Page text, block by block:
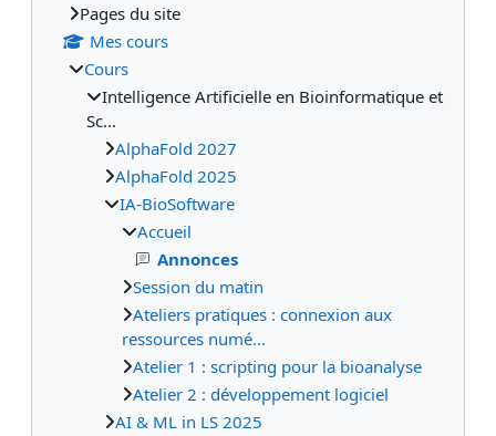
Pages du site
Mes cours
Cours
Intelligence Artificielle en Bioinformatique et
Sc...
AlphaFold 2027
AlphaFold 2025
IA-BioSoftware
Accueil
Annonces
Session du matin
Ateliers pratiques : connexion aux
ressources numé...
Atelier 1 : scripting pour la bioanalyse
Atelier 2 : développement logiciel
AI & ML in LS 2025